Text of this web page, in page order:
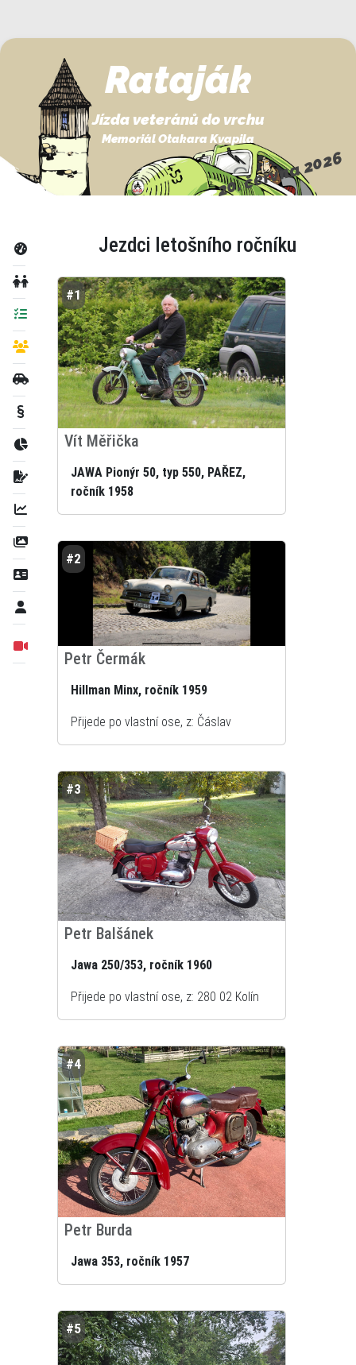
Rataják
Jízda veteránů do vrchu
Memoriál Otakara Kvapila
20. června 2026
Jezdci letošního ročníku
#1
Vít Měřička
JAWA Pionýr 50, typ 550, PAŘEZ,
ročník 1958
#2
Petr Čermák
Hillman Minx, ročník 1959
Přijede po vlastní ose, z: Čáslav
#3
Petr Balšánek
Jawa 250/353, ročník 1960
Přijede po vlastní ose, z: 280 02 Kolín
#4
Petr Burda
Jawa 353, ročník 1957
#5